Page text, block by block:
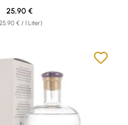
€ / 1 Liter)
Regulärer Preis:
25,90 €